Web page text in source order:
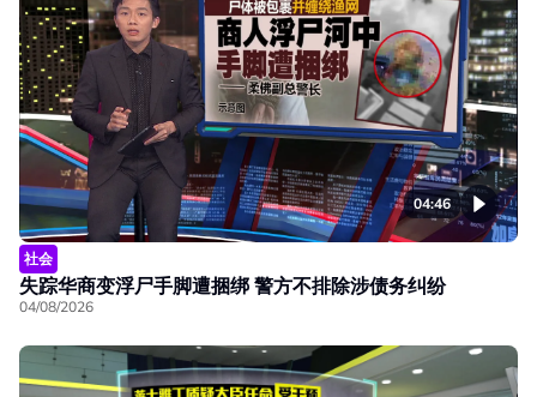
04:46
社会
失踪华商变浮尸手脚遭捆绑 警方不排除涉债务纠纷
04/08/2026